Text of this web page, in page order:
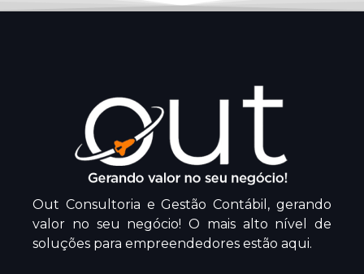
Out Consultoria e Gestão Contábil, gerando
valor no seu negócio! O mais alto nível de
soluções para empreendedores estão aqui.